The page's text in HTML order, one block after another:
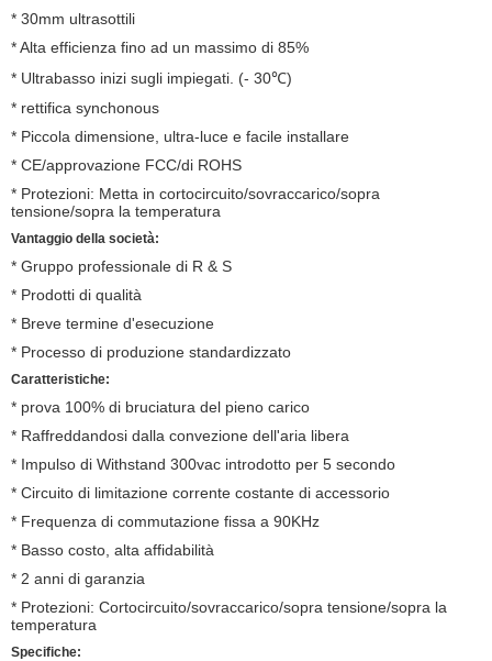
* 30mm ultrasottili
* Alta efficienza fino ad un massimo di 85%
* Ultrabasso inizi sugli impiegati. (- 30℃)
* rettifica synchonous
* Piccola dimensione, ultra-luce e facile installare
* CE/approvazione FCC/di ROHS
* Protezioni: Metta in cortocircuito/sovraccarico/sopra
tensione/sopra la temperatura
Vantaggio della società:
* Gruppo professionale di R & S
* Prodotti di qualità
* Breve termine d'esecuzione
* Processo di produzione standardizzato
Caratteristiche:
* prova 100% di bruciatura del pieno carico
* Raffreddandosi dalla convezione dell'aria libera
* Impulso di Withstand 300vac introdotto per 5 secondo
* Circuito di limitazione corrente costante di accessorio
* Frequenza di commutazione fissa a 90KHz
* Basso costo, alta affidabilità
* 2 anni di garanzia
* Protezioni: Cortocircuito/sovraccarico/sopra tensione/sopra la
temperatura
Specifiche: